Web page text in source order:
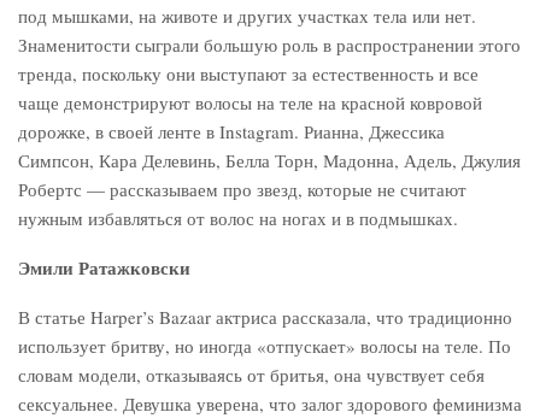
под мышками, на животе и других участках тела или нет.
Знаменитости сыграли большую роль в распространении этого
тренда, поскольку они выступают за естественность и все
чаще демонстрируют волосы на теле на красной ковровой
дорожке, в своей ленте в Instagram. Рианна, Джессика
Симпсон, Кара Делевинь, Белла Торн, Мадонна, Адель, Джулия
Робертс — рассказываем про звезд, которые не считают
нужным избавляться от волос на ногах и в подмышках.
Эмили Ратажковски
В статье Harper’s Bazaar актриса рассказала, что традиционно
использует бритву, но иногда «отпускает» волосы на теле. По
словам модели, отказываясь от бритья, она чувствует себя
сексуальнее. Девушка уверена, что залог здорового феминизма